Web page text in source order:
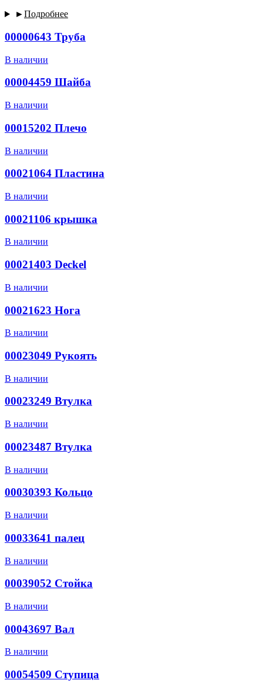
►Подробнее
00000643 Труба
В наличии
00004459 Шайба
В наличии
00015202 Плечо
В наличии
00021064 Пластина
В наличии
00021106 крышка
В наличии
00021403 Deckel
В наличии
00021623 Нога
В наличии
00023049 Рукоять
В наличии
00023249 Втулка
В наличии
00023487 Втулка
В наличии
00030393 Кольцо
В наличии
00033641 палец
В наличии
00039052 Стойка
В наличии
00043697 Вал
В наличии
00054509 Ступица